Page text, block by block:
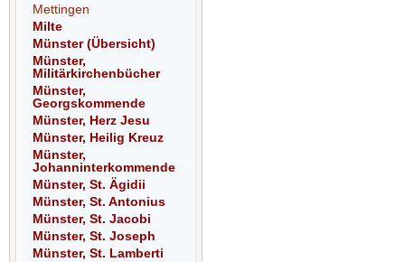
Mettingen
Milte
Münster (Übersicht)
Münster,
Militärkirchenbücher
Münster,
Georgskommende
Münster, Herz Jesu
Münster, Heilig Kreuz
Münster,
Johanninterkommende
Münster, St. Ägidii
Münster, St. Antonius
Münster, St. Jacobi
Münster, St. Joseph
Münster, St. Lamberti